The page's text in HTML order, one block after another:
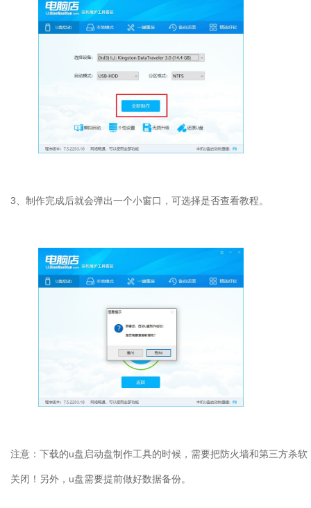
3、制作完成后就会弹出一个小窗口，可选择是否查看教程。
注意：下载的u盘启动盘制作工具的时候，需要把防火墙和第三方杀软
关闭！另外，u盘需要提前做好数据备份。